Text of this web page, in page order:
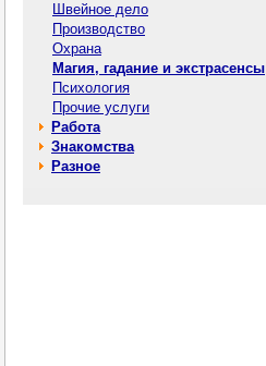
Швейное дело
Производство
Охрана
Магия, гадание и экстрасенсы
Психология
Прочие услуги
Работа
Знакомства
Разное